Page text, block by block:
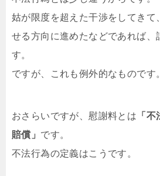
姑が限度を超えた干渉をしてきて
せる方向に進めたなどであれば、
す。
ですが、これも例外的なものです。
おさらいですが、慰謝料とは 「
賠償」 です。
不法行為の定義はこうです。